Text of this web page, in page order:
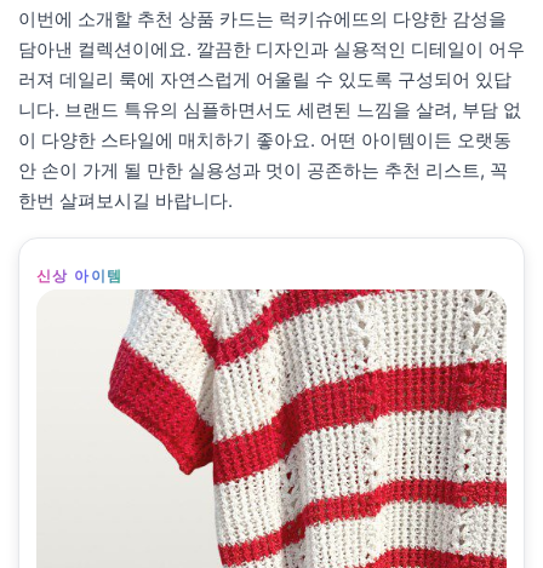
이번에 소개할 추천 상품 카드는 럭키슈에뜨의 다양한 감성을
담아낸 컬렉션이에요. 깔끔한 디자인과 실용적인 디테일이 어우
러져 데일리 룩에 자연스럽게 어울릴 수 있도록 구성되어 있답
니다. 브랜드 특유의 심플하면서도 세련된 느낌을 살려, 부담 없
이 다양한 스타일에 매치하기 좋아요. 어떤 아이템이든 오랫동
안 손이 가게 될 만한 실용성과 멋이 공존하는 추천 리스트, 꼭
한번 살펴보시길 바랍니다.
신상 아이템